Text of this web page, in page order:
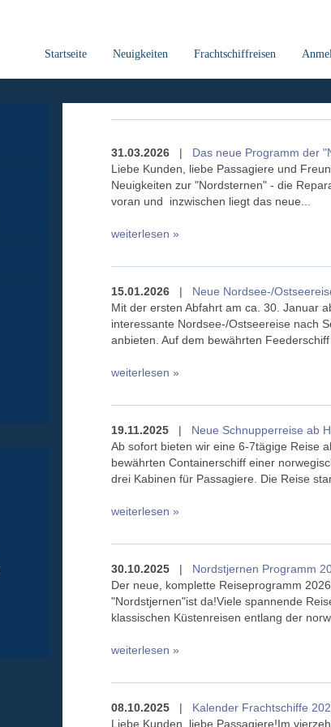
Startseite Neuigkeiten Frachtschiffreisen
31.03.2026| Das neue Programm der
Liebe Kunden, liebe Passagiere und
Neuigkeiten zur "Nordsternen" - die
voran und inzwischen liegt das neue...
weiterlesen »
15.01.2026| Neue Nordsee-/
Mit der ersten Abfahrt am ca. 30. Januar
interessante Nordsee-/Ostseereise nach
anbieten. Auf dem bewährten Feederschiff
weiterlesen »
19.11.2025| Neue Schnupperreise ab
Ab sofort bieten wir eine 6-7tägige Reise
bewährten Containerschiff einer
drei Kabinen für Passagiere. Die Reise
weiterlesen »
30.10.2025| Nordstjernen Programm
Der neue, komplette Reiseprogramm
"Nordstjernen"ist da!Viele spannende
klassischen Küstenreisen entlang der
weiterlesen »
08.10.2025| Kalender Frachtschiffe
Liebe Kunden, liebe Passagiere!Im